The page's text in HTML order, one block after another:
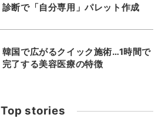
診断で「自分専用」パレット作成
韓国で広がるクイック施術…1時間で
完了する美容医療の特徴
Top stories